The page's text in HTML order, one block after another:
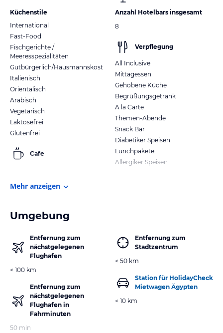
Küchenstile
International
Fast-Food
Fischgerichte /
Meeresspezialitäten
Gutbürgerlich/Hausmannskost
Italienisch
Orientalisch
Arabisch
Vegetarisch
Laktosefrei
Glutenfrei
Cafe
Anzahl Hotelbars insgesamt
8
Verpflegung
All Inclusive
Mittagessen
Gehobene Küche
Begrüßungsgetränk
A la Carte
Themen-Abende
Snack Bar
Diabetiker Speisen
Lunchpakete
Allergiker Speisen
Mehr anzeigen
Umgebung
Entfernung zum
nächstgelegenen
Flughafen
< 100 km
Entfernung zum
nächstgelegenen
Flughafen in
Fahrminuten
50 min
Entfernung zum
Stadtzentrum
< 50 km
Station für HolidayCheck
Mietwagen Ägypten
< 10 km